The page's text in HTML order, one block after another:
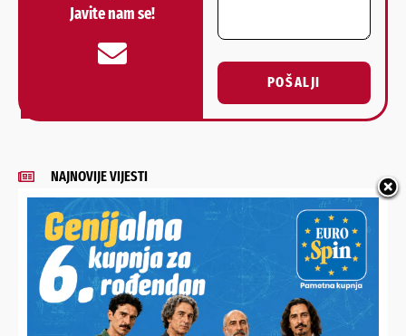
Javite nam se!
POŠALJI
Alternative:
NAJNOVIJE VIJESTI